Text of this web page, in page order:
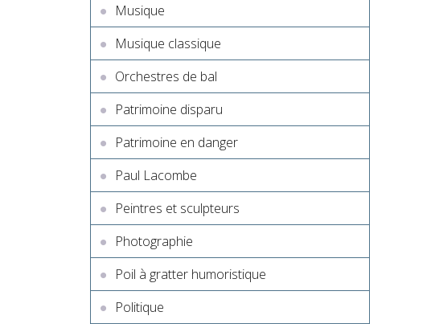
Musique
Musique classique
Orchestres de bal
Patrimoine disparu
Patrimoine en danger
Paul Lacombe
Peintres et sculpteurs
Photographie
Poil à gratter humoristique
Politique